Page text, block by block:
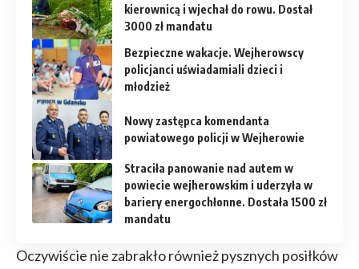
kierownicą i wjechał do rowu. Dostał
3000 zł mandatu
Bezpieczne wakacje. Wejherowscy
policjanci uświadamiali dzieci i
młodzież
Nowy zastępca komendanta
powiatowego policji w Wejherowie
Straciła panowanie nad autem w
powiecie wejherowskim i uderzyła w
bariery energochłonne. Dostała 1500 zł
mandatu
Oczywiście nie zabrakło również pysznych posiłków